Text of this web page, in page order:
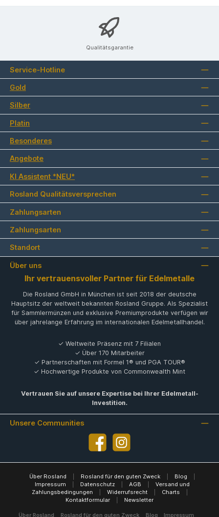
Qualitätsgarantie
Service-Hotline
Gold
Silber
Platin
Besonderes
Angebote
KI Assistent *NEU*
Rosland Qualitätsversprechen
Zahlungsarten
Zahlungsarten
Standort
Über uns
Ihr vertrauensvoller Partner für Edelmetalle
Die Rosland GmbH in München ist seit 2018 der deutsche
Hauptsitz der weltweit bekannten Rosland Gruppe. Als Spezialist
für Sammlermünzen und exklusive Premiumprodukte verfügen wir
über jahrelange Erfahrung im internationalen Edelmetallhandel.
✓ Weltweite Präsenz mit 7 Filialen
✓ Über 170 Mitarbeiter
✓ Partnerschaften mit Formel 1® und PGA TOUR®
✓ Hochwertige Produkte von Commonwealth Mint
Vertrauen Sie auf unsere Expertise bei Ihrer Edelmetall-
Investition.
Unsere Communities
Facebook Instagram
Über Rosland Rosland für den guten Zweck Blog
Impressum
Datenschutz AGB
Versand und
Zahlungsbedingungen
Widerrufsrecht Charts
Kontaktformular
Newsletter
Über Rosland Rosland für den guten Zweck Blog Impressum